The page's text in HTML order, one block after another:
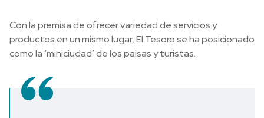
Con la premisa de ofrecer variedad de servicios y
productos en un mismo lugar, El Tesoro se ha posicionado
como la ‘miniciudad’ de los paisas y turistas.